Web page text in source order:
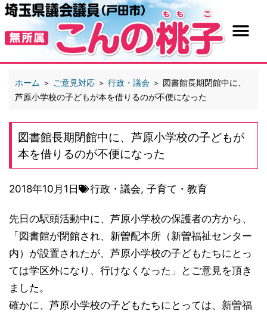
ホーム ＞ ご意見対応 ＞ 行政・議会 ＞ 図書館長期閉館中に、
芦原小学校の子どもが本を借りるのが不便になった
図書館長期閉館中に、芦原小学校の子どもが
本を借りるのが不便になった
2018年10月1日 行政・議会, 子育て・教育
先日の駅頭活動中に、芦原小学校の保護者の方から、
「図書館が閉館され、新曽配本所（新曽福祉センター
内）が設置されたが、芦原小学校の子どもたちにとっ
ては学区外になり、行けなくなった」とご意見を頂き
ました。
確かに、芦原小学校の子どもたちにとっては、新曽福